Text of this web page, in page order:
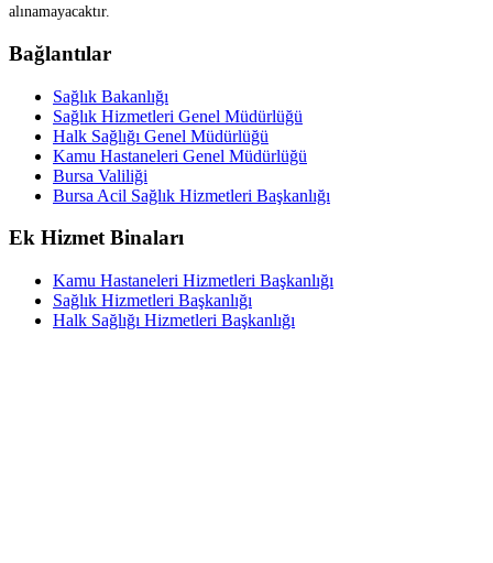
alınamayacaktır.
Bağlantılar
Sağlık Bakanlığı
Sağlık Hizmetleri Genel Müdürlüğü
Halk Sağlığı Genel Müdürlüğü
Kamu Hastaneleri Genel Müdürlüğü
Bursa Valiliği
Bursa Acil Sağlık Hizmetleri Başkanlığı
Ek Hizmet Binaları
Kamu Hastaneleri Hizmetleri Başkanlığı
Sağlık Hizmetleri Başkanlığı
Halk Sağlığı Hizmetleri Başkanlığı